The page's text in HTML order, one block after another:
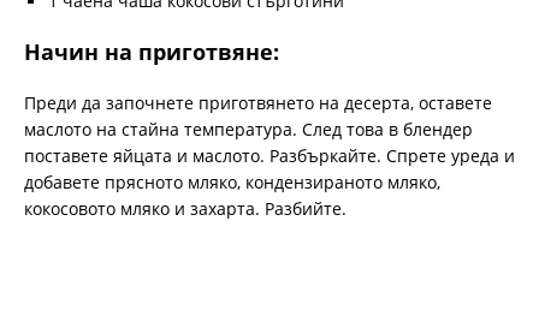
Начин на приготвяне:
Преди да започнете приготвянето на десерта, оставете
маслото на стайна температура. След това в блендер
поставете яйцата и маслото. Разбъркайте. Спрете уреда и
добавете прясното мляко, кондензираното мляко,
кокосовото мляко и захарта. Разбийте.